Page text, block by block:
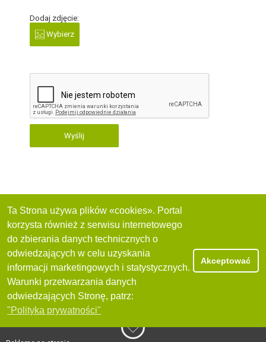
Dodaj zdjęcie:
Wybierz
Wyślij
Ta Strona używa plików «cookies». Portal
korzysta również z serwisu internetowego
do zbierania danych technicznych o
odwiedzających w celu uzyskania
informacji marketingowych i statystycznych.
Warunki przetwarzania danych
odwiedzających Stronę, patrz:
"Polityka prywatności"
Akceptować